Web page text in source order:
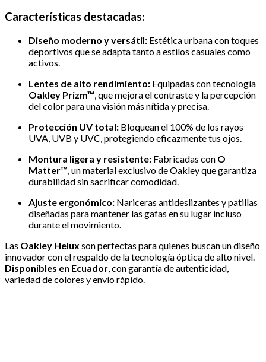
Características destacadas:
Diseño moderno y versátil: Estética urbana con toques
deportivos que se adapta tanto a estilos casuales como
activos.
Lentes de alto rendimiento: Equipadas con tecnología
Oakley Prizm™, que mejora el contraste y la percepción
del color para una visión más nítida y precisa.
Protección UV total: Bloquean el 100% de los rayos
UVA, UVB y UVC, protegiendo eficazmente tus ojos.
Montura ligera y resistente: Fabricadas con O
Matter™, un material exclusivo de Oakley que garantiza
durabilidad sin sacrificar comodidad.
Ajuste ergonómico: Nariceras antideslizantes y patillas
diseñadas para mantener las gafas en su lugar incluso
durante el movimiento.
Las Oakley Helux son perfectas para quienes buscan un diseño
innovador con el respaldo de la tecnología óptica de alto nivel.
Disponibles en Ecuador, con garantía de autenticidad,
variedad de colores y envío rápido.